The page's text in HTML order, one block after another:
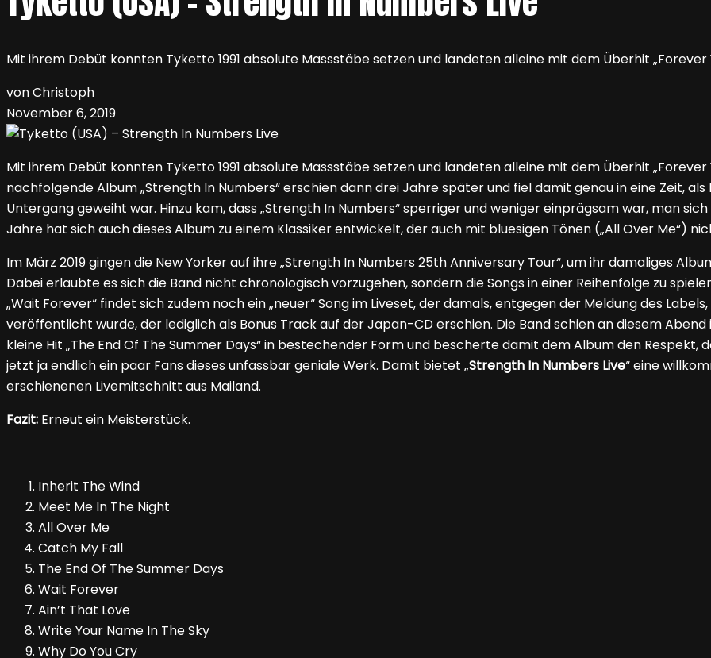
Mit ihrem Debüt konnten Tyketto 1991 absolute Massstäbe setzen und landeten alleine mit dem Überhit „Forever
von Christoph
November 6, 2019
Mit ihrem Debüt konnten Tyketto 1991 absolute Massstäbe setzen und landeten alleine mit dem Überhit
nachfolgende Album „Strength In Numbers“ erschien dann drei Jahre später und fiel damit genau in eine Zeit,
Untergang geweiht war. Hinzu kam, dass „Strength In Numbers“ sperriger und weniger einprägsam war, man
Jahre hat sich auch dieses Album zu einem Klassiker entwickelt, der auch mit bluesigen Tönen („All Over Me“)
Im März 2019 gingen die New Yorker auf ihre „Strength In Numbers 25th Anniversary Tour“, um ihr damaliges
Dabei erlaubte es sich die Band nicht chronologisch vorzugehen, sondern die Songs in einer Reihenfolge zu
„Wait Forever“ findet sich zudem noch ein „neuer“ Song im Liveset, der damals, entgegen der Meldung des
veröffentlicht wurde, der lediglich als Bonus Track auf der Japan-CD erschien. Die Band schien an diesem
kleine Hit „The End Of The Summer Days“ in bestechender Form und bescherte damit dem Album den
jetzt ja endlich ein paar Fans dieses unfassbar geniale Werk. Damit bietet „Strength In Numbers Live“ eine
erschienenen Livemitschnitt aus Mailand.
Fazit: Erneut ein Meisterstück.
Inherit The Wind
Meet Me In The Night
All Over Me
Catch My Fall
The End Of The Summer Days
Wait Forever
Ain’t That Love
Write Your Name In The Sky
Why Do You Cry